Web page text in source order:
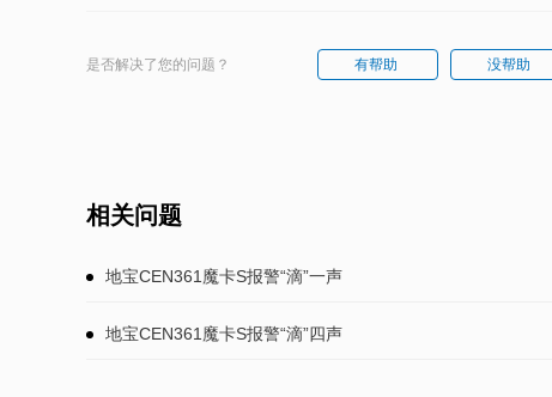
是否解决了您的问题？ 有帮助 没帮助
相关问题
地宝CEN361魔卡S报警“滴”一声
地宝CEN361魔卡S报警“滴”四声